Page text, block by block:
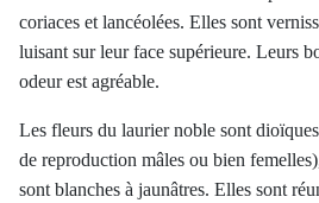
coriaces et lancéolées. Elles sont
luisant sur leur face supérieure. Leurs
odeur est agréable.
Les fleurs du laurier noble sont
de reproduction mâles ou bien
sont blanches à jaunâtres. Elles sont